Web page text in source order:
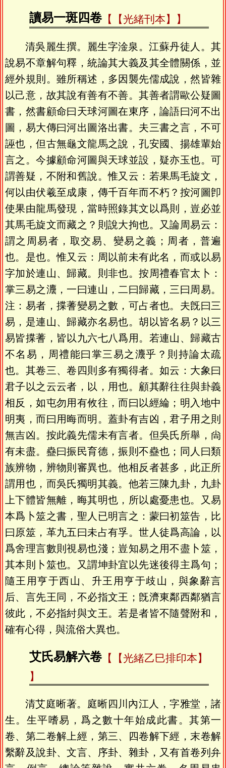
讀易一斑四卷 【光緒刊本】
清吳麗生撰。麗生字淦泉。江蘇丹徒人。其
說易不章解句釋，統論其大義及其全體關係，並
經外規則。雖所稱述，多因襲先儒成說，然皆雜
以己意，故其說有善有不善。其善者謂歐公疑圖
書，然書顧命曰天球河圖在東序，論語曰河不出
圖，易大傳曰河出圖洛出書。夫三書之言，不可
誣也，但古無龜文龍馬之說，孔安國、揚雄輩始
言之。今據顧命河圖與天球並設，疑亦玉也。可
謂善疑，不附和舊說。惟又云：若果馬毛旋文，
何以由伏羲至成康，傳千百年而不朽？按河圖卽
使果由龍馬發現，當時照錄其文以爲則，豈必並
其馬毛旋文而藏之？則說大拘也。又論周易云：
謂之周易者，取交易、變易之義；周者，普遍
也。是也。惟又云：周以前未有此名，而或以易
字加於連山、歸藏。則非也。按周禮春官太卜：
掌三易之灋，一曰連山，二曰歸藏，三曰周易。
注：易者，揲蓍變易之數，可占者也。夫旣曰三
易，是連山、歸藏亦名易也。胡以皆名易？以三
易皆揲蓍，皆以九六七八爲用。若連山、歸藏古
不名易，周禮能曰掌三易之灋乎？則持論太疏
也。其卷三、卷四則多有獨得者。如云：大象曰
君子以之云云者，以，用也。顧其辭往往與卦義
相反，如屯勿用有攸往，而曰以經綸；明入地中
明夷，而曰用晦而明。蓋卦有吉凶，君子用之則
無吉凶。按此義先儒未有言者。但吳氏所舉，尙
有未盡。蠱曰振民育德，振則不蠱也；同人曰類
族辨物，辨物則審異也。他相反者甚多，此正所
謂用也，而吳氏獨明其義。他若三陳九卦，九卦
上下體皆無離，晦其明也，所以處憂患也。又易
本爲卜筮之書，聖人已明言之：蒙曰初筮告，比
曰原筮，革九五曰未占有孚。世人徒爲高論，以
爲舍理言數則視易也淺；豈知易之用不盡卜筮，
其本則卜筮也。又謂坤卦宜以先迷後得主爲句；
隨王用亨于西山、升王用亨于歧山，與象辭言
后、言先王同，不必指文王；旣濟東鄰西鄰猶言
彼此，不必指紂與文王。若是者皆不隨聲附和，
確有心得，與流俗大異也。
艾氏易解六卷 【光緒乙巳排印本】
清艾庭晰著。庭晰四川內江人，字雅堂，諸
生。生平嗜易，爲之數十年始成此書。其第一
卷、第二卷解上經，第三、四卷解下經，末卷解
繫辭及說卦、文言、序卦、雜卦，又有首卷列弁